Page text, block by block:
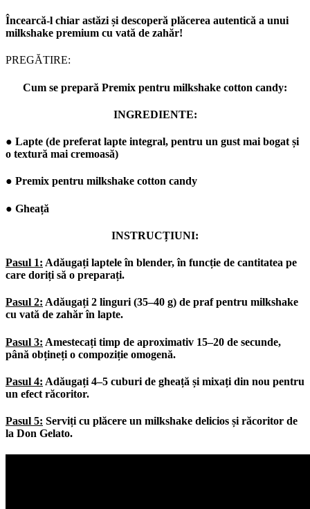
Încearcă-l chiar astăzi și descoperă plăcerea autentică a unui
milkshake premium cu vată de zahăr!
PREGĂTIRE:
Cum se prepară Premix pentru milkshake cotton candy:
INGREDIENTE:
● Lapte (de preferat lapte integral, pentru un gust mai bogat și
o textură mai cremoasă)
● Premix pentru milkshake cotton candy
● Gheață
INSTRUCȚIUNI:
Pasul 1: Adăugați laptele în blender, în funcție de cantitatea pe
care doriți să o preparați.
Pasul 2: Adăugați 2 linguri (35–40 g) de praf pentru milkshake
cu vată de zahărîn lapte.
Pasul 3: Amestecați timp de aproximativ 15–20 de secunde,
până obțineți o compoziție omogenă.
Pasul 4: Adăugați 4–5 cuburi de gheață și mixați din nou pentru
un efect răcoritor.
Pasul 5: Serviți cu plăcere un milkshake delicios și răcoritor de
la Don Gelato.